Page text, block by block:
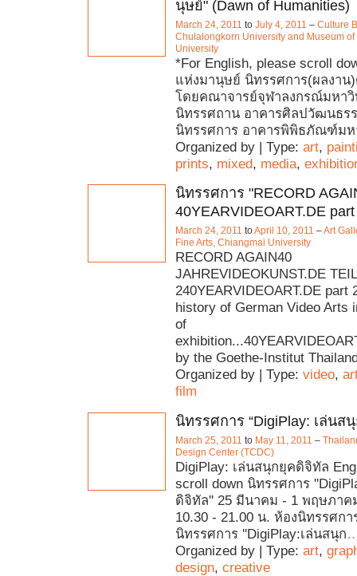
นุษย์" (Dawn of Humanities)
March 24, 2011 to July 4, 2011 – Culture
Chulalongkorn University and Museum
University
*For English, please scroll
แห่งมานุษย์ นิทรรศการ(ผลงา
โดยคณาจารย์จุฬาลงกรณ์มหา
นิทรรศถาน อาคารศิลปวัฒนธร
นิทรรศการ อาคารพิพิธภัณฑ์มห
Organized by | Type: art,
prints, mixed, media,
นิทรรศการ "RECORD
40YEARVIDEOART.DE
March 24, 2011 toApril 10, 2011 –Art
Fine Arts, Chiangmai University
RECORD AGAIN40
JAHREVIDEOKUNST.DE TEIL
240YEARVIDEOART.DE part
history of German Video Arts
of
by the Goethe-Institut
Organized by | Type: video,
film
นิทรรศการ “DigiPlay: เล่นส
March 25, 2011 to May 11, 2011 –
Design Center (TCDC)
DigiPlay: เล่นสนุกยุคดิจิทัล
scroll down นิทรรศการ
ดิจิทัล'' 25 มีนาคม - 1 พฤษภาค
10.30 - 21.00 น. ห้องนิทรรศกา
นิทรรศการ ''DigiPlay:เล่นสนุก
Organized by | Type: art,
design, creative